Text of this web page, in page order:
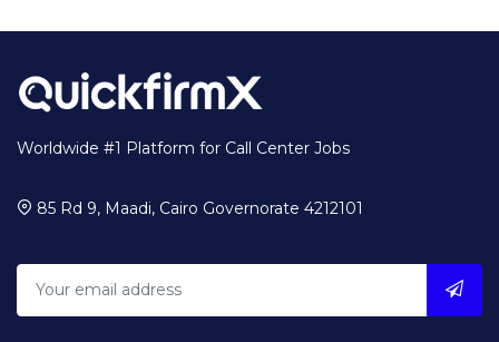
Worldwide #1 Platform for Call Center Jobs
85 Rd 9, Maadi, Cairo Governorate 4212101